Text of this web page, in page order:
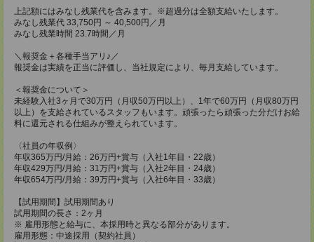
上記額にはみなし残業代を含みます。※超過分は全額支給いたします。
みなし残業代 33,750円 ～ 40,500円／月
みなし残業時間 23.7時間／月
＼報奨金＋各種手当アリ♪／
報奨金は実績を正当に評価し、当社規定により、毎月支給しています。
＜報奨金について＞
未経験入社3ヶ月で30万円（月収50万円以上）、1年で60万円（月収80万円
以上）を支給されているスタッフもいます。頑張ったら頑張った分だけお給
料に還元される仕組みが整えられています。
〈社員の年収例〉
年収365万円/月給：26万円+賞与（入社1年目・22歳）
年収429万円/月給：31万円+賞与（入社2年目・24歳）
年収654万円/月給：39万円+賞与（入社6年目・33歳）
【試用期間】試用期間あり
試用期間の長さ：2ヶ月
※ 雇用形態と給与に、本採用時と異なる部分があります。
雇用形態：中途採用（契約社員）